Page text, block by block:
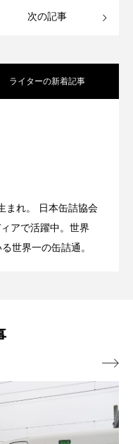
次の記事
ライターの新着記事
まれ。 日本缶詰協会
アで活躍中。世界
世界一の缶詰通。
缶）
」｜極旨缶詰レシ
ば缶で、今夜は極
